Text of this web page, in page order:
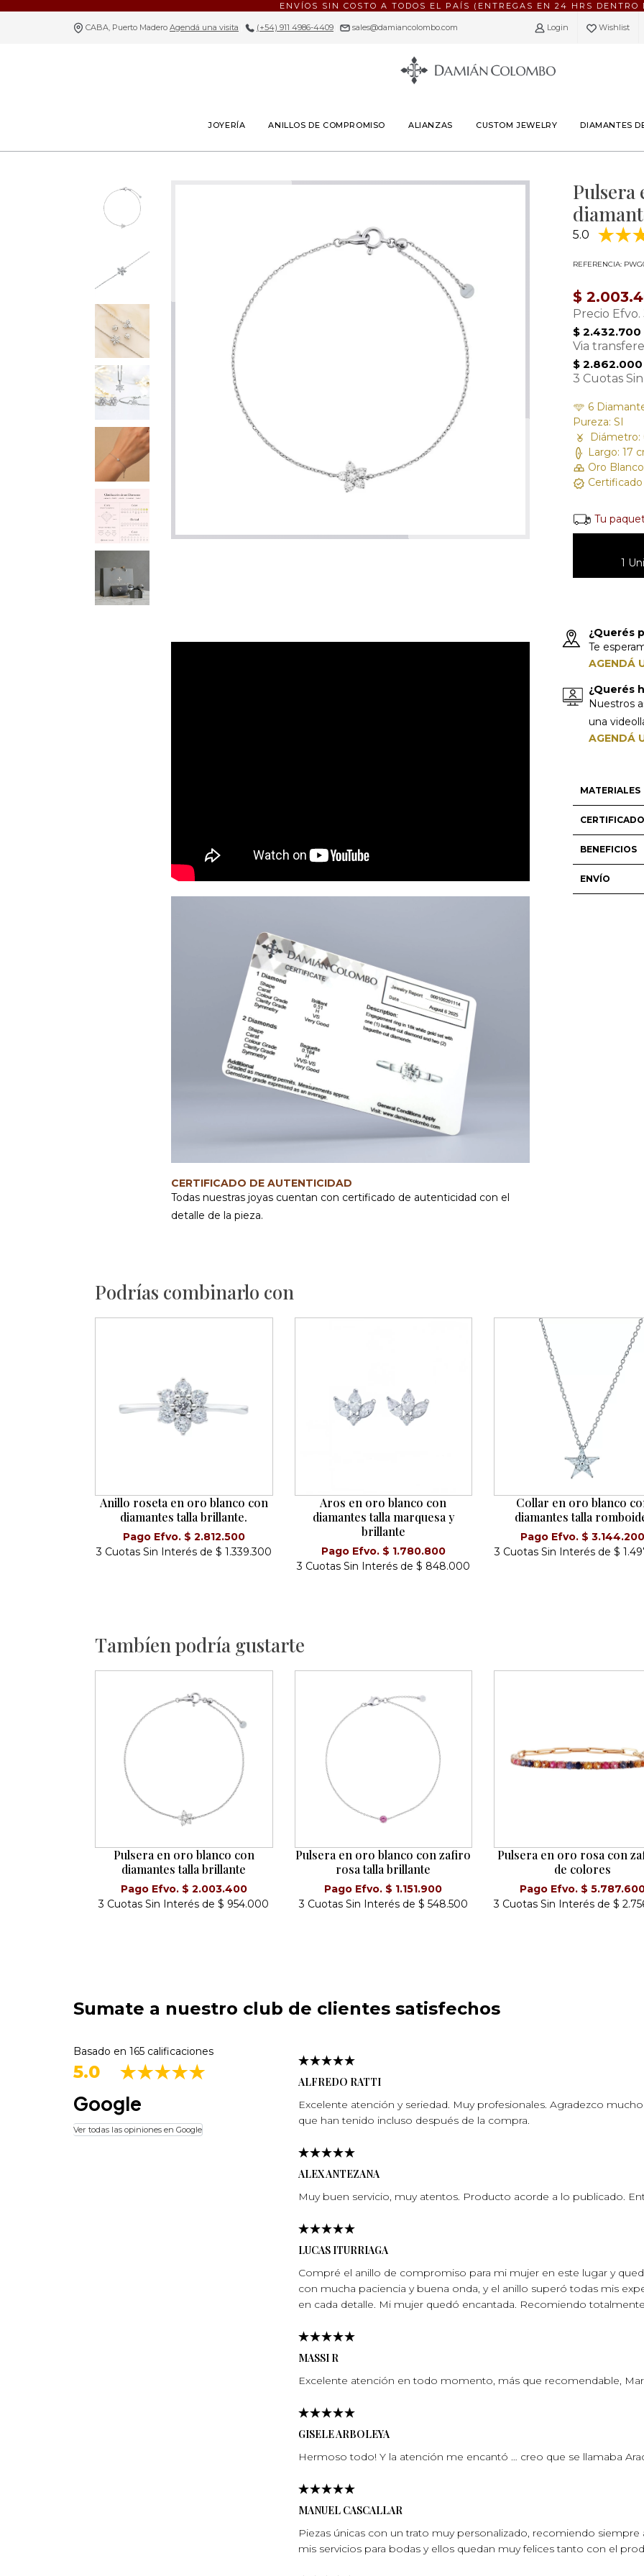
ENVÍOS SIN COSTO A TODOS EL PAÍS (ENTREGAS EN 24 HRS DENTRO
CABA, Puerto Madero Agendá una visita (+54) 911 4986-4409 sales@damiancolombo.com Login Wishlist
JOYERÍA ANILLOS DE COMPROMISO ALIANZAS CUSTOM JEWELRY DIAMANTES
CERTIFICADO DE AUTENTICIDAD
Todas nuestras joyas cuentan con certificado de autenticidad con el
detalle de la pieza.
Pulsera
5.0
REFERENCIA:
$
Precio Efvo.
$ 2.432.700
Via
$ 2.862.000
3 Cuotas
6
Pureza: SI
Diámetro:
Largo: 17
Oro
Tu
1
¿Querés
Te
AGENDÁ
¿Querés
Nuestros
una
AGENDÁ
MATERIALES
CERTIFICADO
BENEFICIOS
ENVÍO
Podrías combinarlo con
Anillo roseta en oro blanco con
diamantes talla brillante.
Pago Efvo. $ 2.812.500
3 Cuotas Sin Interés de $ 1.339.300
Aros en oro blanco con
diamantes talla marquesa y
brillante
Pago Efvo. $ 1.780.800
3 Cuotas Sin Interés de $ 848.000
Collar en oro blanco
diamantes talla
Pago Efvo. $ 3.144.200
3 Cuotas Sin Interés de $
Tambíen podría gustarte
Pulsera en oro blanco con
diamantes talla brillante
Pago Efvo. $ 2.003.400
3 Cuotas Sin Interés de $ 954.000
Pulsera en oro blanco con zafiro
rosa talla brillante
Pago Efvo. $ 1.151.900
3 Cuotas Sin Interés de $ 548.500
Pulsera en oro rosa con
de colores
Pago Efvo. $
3 Cuotas Sin Interés de $
Sumate a nuestro club de clientes satisfechos
Basado en 165 calificaciones
5.0
Google
Ver todas las opiniones en Google
ALFREDO RATTI
Excelente atención y seriedad. Muy profesionales. Agradezco
que han tenido incluso después de la compra.
ALEX ANTEZANA
Muy buen servicio, muy atentos. Producto acorde a lo publicado.
LUCAS ITURRIAGA
Compré el anillo de compromiso para mi mujer en este lugar y
con mucha paciencia y buena onda, y el anillo superó todas mis
en cada detalle. Mi mujer quedó encantada. Recomiendo
MASSI R
Excelente atención en todo momento, más que recomendable,
GISELE ARBOLEYA
Hermoso todo! Y la atención me encantó … creo que se llamaba
MANUEL CASCALLAR
Piezas únicas con un trato muy personalizado, recomiendo
mis servicios para bodas y ellos quedan muy felices tanto con el